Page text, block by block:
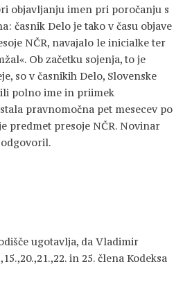
objavljanju imen pri poročanju s
časnik Delo je tako v času objave
NČR, navajalo le inicialke ter
Ob začetku sojenja, to je
so v časnikih Delo, Slovenske
polno ime in priimek
pravnomočna pet mesecev po
predmet presoje NČR. Novinar
ugotavlja, da Vladimir
in 25. člena Kodeksa